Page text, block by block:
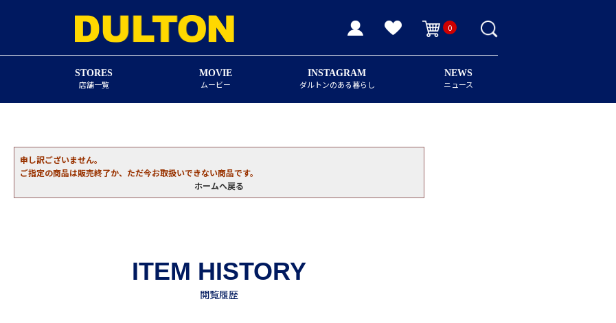
0
STORES
店舗一覧
MOVIE
ムービー
INSTAGRAM
ダルトンのある暮らし
NEWS
ニュース
申し訳ございません。
ご指定の商品は販売終了か、ただ今お取扱いできない商品です。
ホームへ戻る